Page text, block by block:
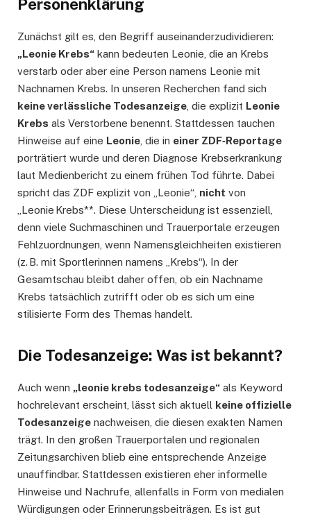
Personenklärung
Zunächst gilt es, den Begriff auseinanderzudividieren:
„Leonie Krebs“ kann bedeuten Leonie, die an Krebs
verstarb oder aber eine Person namens Leonie mit
Nachnamen Krebs. In unseren Recherchen fand sich
keine verlässliche Todesanzeige , die explizit Leonie
Krebs als Verstorbene benennt. Stattdessen tauchen
Hinweise auf eine Leonie , die in einer ZDF‑Reportage
porträtiert wurde und deren Diagnose Krebserkrankung
laut Medienbericht zu einem frühen Tod führte. Dabei
spricht das ZDF explizit von „Leonie“, nicht von
„Leonie Krebs**. Diese Unterscheidung ist essenziell,
denn viele Suchmaschinen und Trauerportale erzeugen
Fehlzuordnungen, wenn Namensgleichheiten existieren
(z. B. mit Sportlerinnen namens „Krebs“). In der
Gesamtschau bleibt daher offen, ob ein Nachname
Krebs tatsächlich zutrifft oder ob es sich um eine
stilisierte Form des Themas handelt.
Die Todesanzeige: Was ist bekannt?
Auch wenn „leonie krebs todesanzeige“ als Keyword
hochrelevant erscheint, lässt sich aktuell keine offizielle
Todesanzeige nachweisen, die diesen exakten Namen
trägt. In den großen Trauerportalen und regionalen
Zeitungsarchiven blieb eine entsprechende Anzeige
unauffindbar. Stattdessen existieren eher informelle
Hinweise und Nachrufe, allenfalls in Form von medialen
Würdigungen oder Erinnerungsbeiträgen. Es ist gut